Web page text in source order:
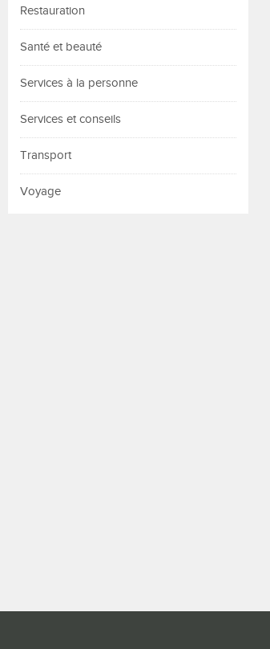
Restauration
Santé et beauté
Services à la personne
Services et conseils
Transport
Voyage